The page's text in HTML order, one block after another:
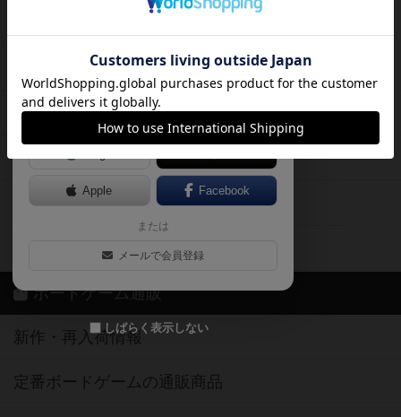
遊んだボードゲームを記録する
気になるゲームのレビューを読む
お気に入り作品・所有リストの共
有
ログイン / 会員登録（10秒）
Apple Facebook
または
メールで会員登録
しばらく表示しない
メカニクス特集
掲示板・トピックス
ボドとも・会員一覧
ボードゲーム業界コラム
ボドゲーマご利用案内
ボードゲーム通販
新作・再入荷情報
定番ボードゲームの通販商品